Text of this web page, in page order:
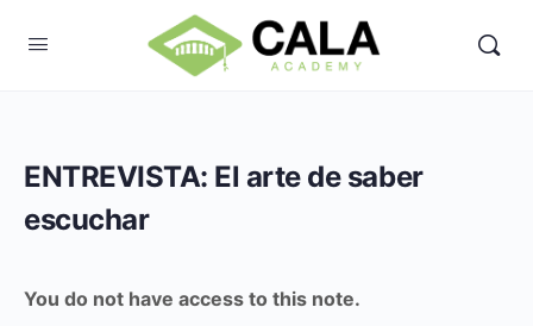
ENTREVISTA: El arte de saber
escuchar
You do not have access to this note.